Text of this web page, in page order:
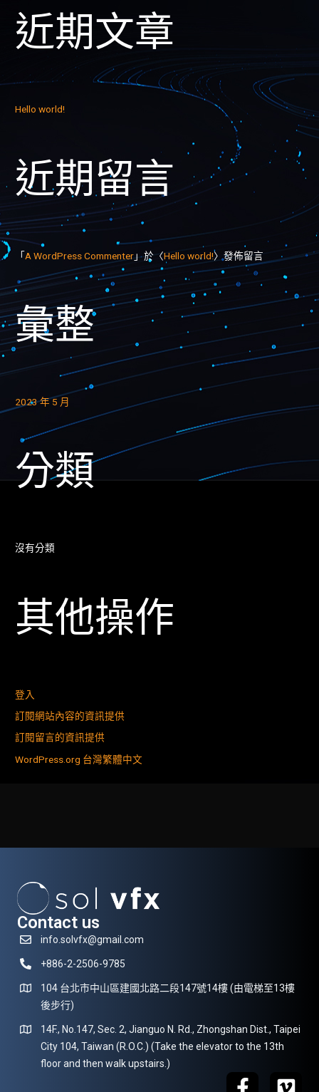
近期文章
Hello world!
近期留言
「 A WordPress Commenter」於〈Hello world!〉發佈留言
彙整
2023 年 5 月
分類
沒有分類
其他操作
登入
訂閱網站內容的資訊提供
訂閱留言的資訊提供
WordPress.org 台灣繁體中文
Contact us
info.solvfx@gmail.com
+886-2-2506-9785
104 台北市中山區建國北路二段147號14樓 (由電梯至13樓
後步行)
14F., No.147, Sec. 2, Jianguo N. Rd., Zhongshan Dist., Taipei
City 104, Taiwan (R.O.C.) (Take the elevator to the 13th
floor and then walk upstairs.)